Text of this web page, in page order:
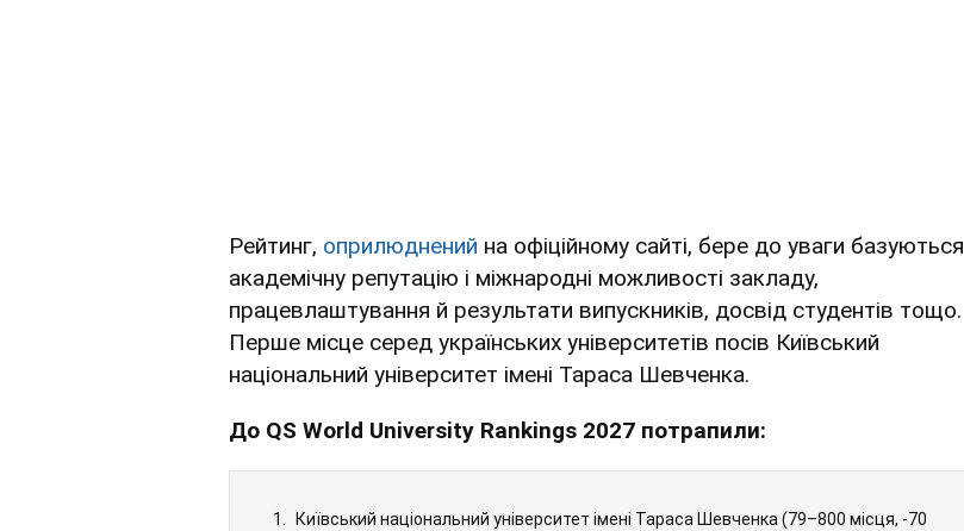
Рейтинг, оприлюднений на офіційному сайті, бере до уваги базуються
академічну репутацію і міжнародні можливості закладу,
працевлаштування й результати випускників, досвід студентів тощо.
Перше місце серед українських університетів посів Київський
національний університет імені Тараса Шевченка.
До QS World University Rankings 2027 потрапили:
Київський національний університет імені Тараса Шевченка (79–800 місця, -70